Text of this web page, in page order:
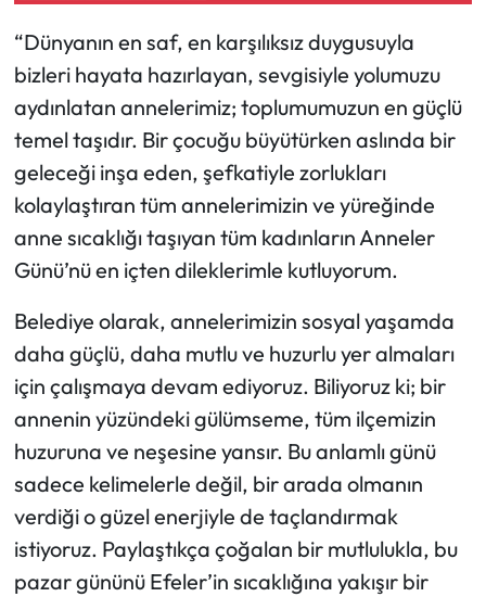
“Dünyanın en saf, en karşılıksız duygusuyla
bizleri hayata hazırlayan, sevgisiyle yolumuzu
aydınlatan annelerimiz; toplumumuzun en güçlü
temel taşıdır. Bir çocuğu büyütürken aslında bir
geleceği inşa eden, şefkatiyle zorlukları
kolaylaştıran tüm annelerimizin ve yüreğinde
anne sıcaklığı taşıyan tüm kadınların Anneler
Günü’nü en içten dileklerimle kutluyorum.
Belediye olarak, annelerimizin sosyal yaşamda
daha güçlü, daha mutlu ve huzurlu yer almaları
için çalışmaya devam ediyoruz. Biliyoruz ki; bir
annenin yüzündeki gülümseme, tüm ilçemizin
huzuruna ve neşesine yansır. Bu anlamlı günü
sadece kelimelerle değil, bir arada olmanın
verdiği o güzel enerjiyle de taçlandırmak
istiyoruz. Paylaştıkça çoğalan bir mutlulukla, bu
pazar gününü Efeler’in sıcaklığına yakışır bir